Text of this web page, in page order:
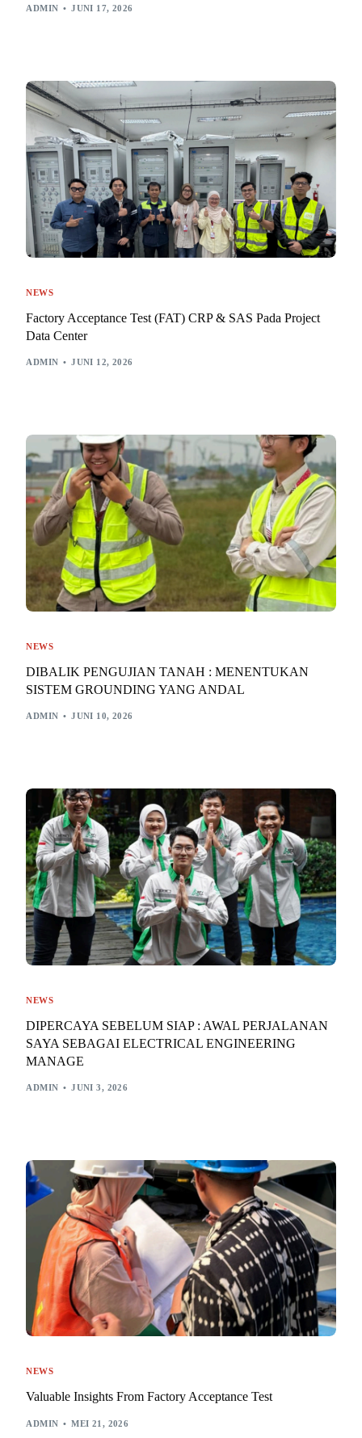
ADMIN JUNI 17, 2026
NEWS
Factory Acceptance Test (FAT) CRP & SAS Pada Project
Data Center
ADMIN JUNI 12, 2026
NEWS
DIBALIK PENGUJIAN TANAH : MENENTUKAN
SISTEM GROUNDING YANG ANDAL
ADMIN JUNI 10, 2026
NEWS
DIPERCAYA SEBELUM SIAP : AWAL PERJALANAN
SAYA SEBAGAI ELECTRICAL ENGINEERING
MANAGE
ADMIN JUNI 3, 2026
NEWS
Valuable Insights From Factory Acceptance Test
ADMIN MEI 21, 2026